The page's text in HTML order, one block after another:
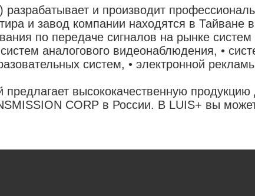
и производит
и завод компании находятся в Тайване
по передаче сигналов на рынке систем
аналогового видеонаблюдения, •
систем, • электронной
высококачественную
CORP в России. В LUIS+ вы